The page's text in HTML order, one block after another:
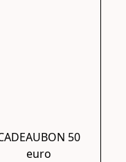
50
euro